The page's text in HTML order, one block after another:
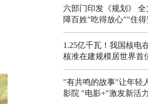
六部门印发《规划》 全
障百姓"吃得放心""住
1.25亿千瓦！我国核电
核准在建规模居世界首
"有共鸣的故事"让年轻
影院 "电影+"激发新活力